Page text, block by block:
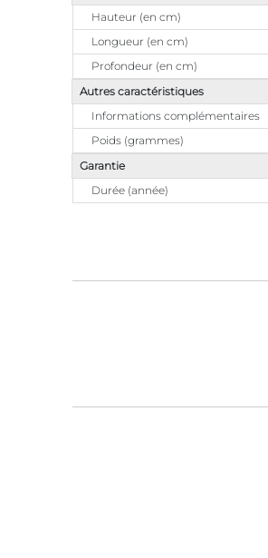
Hauteur (en cm)
Longueur (en cm)
Profondeur (en cm)
Autres caractéristiques
Informations complémentaires
Poids (grammes)
Garantie
Durée (année)